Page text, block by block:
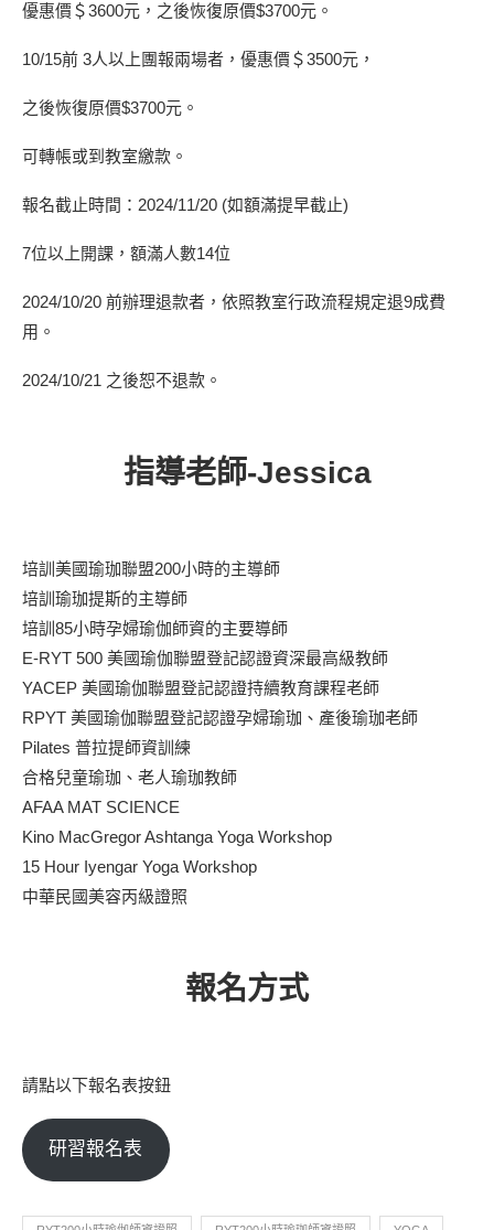
優惠價＄3600元，之後恢復原價$3700元。
10/15前 3人以上團報兩場者，優惠價＄3500元，
之後恢復原價$3700元。
可轉帳或到教室繳款。
報名截止時間：2024/11/20 (如額滿提早截止)
7位以上開課，額滿人數14位
2024/10/20 前辦理退款者，依照教室行政流程規定退9成費
用。
2024/10/21 之後恕不退款。
指導老師-Jessica
培訓美國瑜珈聯盟200小時的主導師
培訓瑜珈提斯的主導師
培訓85小時孕婦瑜伽師資的主要導師
E-RYT 500 美國瑜伽聯盟登記認證資深最高級教師
YACEP 美國瑜伽聯盟登記認證持續教育課程老師
RPYT 美國瑜伽聯盟登記認證孕婦瑜珈、產後瑜珈老師
Pilates 普拉提師資訓練
合格兒童瑜珈、老人瑜珈教師
AFAA MAT SCIENCE
Kino MacGregor Ashtanga Yoga Workshop
15 Hour Iyengar Yoga Workshop
中華民國美容丙級證照
報名方式
請點以下報名表按鈕
研習報名表